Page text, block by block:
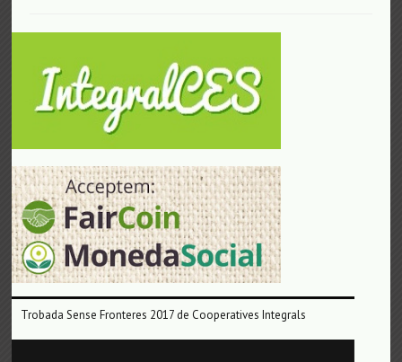
Trobada Sense Fronteres 2017 de Cooperatives Integrals